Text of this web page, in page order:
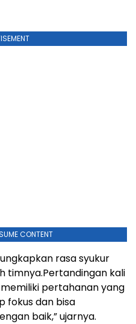
CONTENT
rasa syukur
timnya.Pertandingan kali
pertahanan yang
fokus dan bisa
baik,” ujarnya.